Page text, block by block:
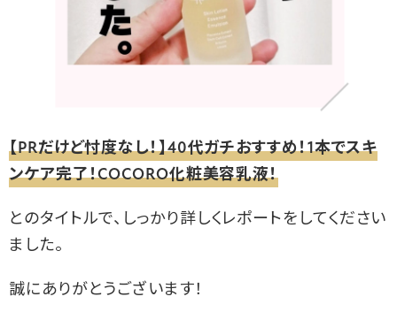
【PRだけど忖度なし！】40代ガチおすすめ！1本でスキ
ンケア完了！COCORO化粧美容乳液！
とのタイトルで、しっかり詳しくレポートをしてください
ました。
誠にありがとうございます！